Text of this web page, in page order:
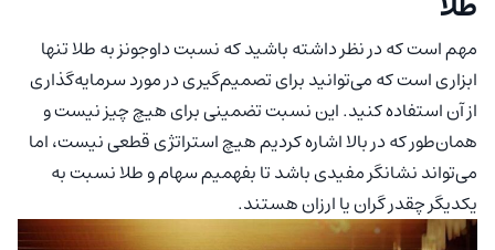
مهم است که در نظر داشته باشید که نسبت داوجونز به طلا تنها
ابزاری است که می‌توانید برای تصمیم‌گیری در مورد سرمایه‌گذاری
از آن استفاده کنید. این نسبت تضمینی برای هیچ چیز نیست و
همان‌طور که در بالا اشاره کردیم هیچ استراتژی قطعی نیست، اما
می‌تواند نشانگر مفیدی باشد تا بفهمیم سهام و طلا نسبت به
یکدیگر چقدر گران یا ارزان هستند.